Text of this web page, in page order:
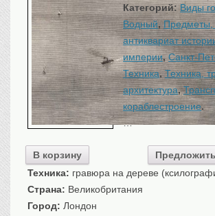
Севастополь, Крым
Ценные бумаги
История моды. Униформа
Гражданская мода
Униформа
Охота. Флора. Фауна
Флора
Охота
Рыбы, рыбалка
Техника, транспорт,
В корзину
Техника: гравюра на дереве
Страна: Великобритания
Город: Лондон
Категорий:Виды
Водный,Предметы,
антиквариат
империи,Санкт-
Техника,Техника,
архитектура,
кораблестроение.
…